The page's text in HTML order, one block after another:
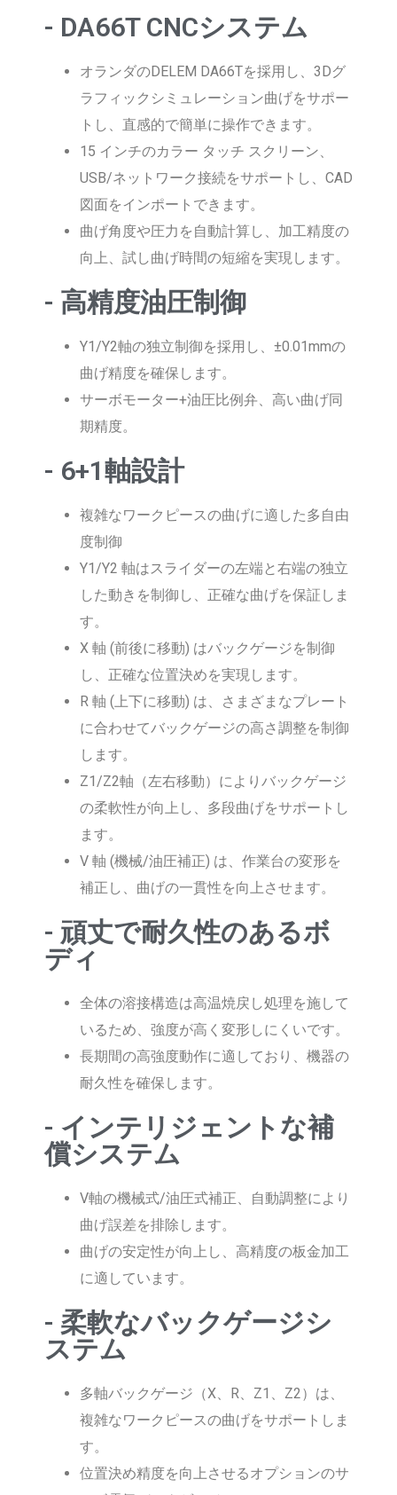
- DA66T CNCシステム
オランダのDELEM DA66Tを採用し、3Dグ
ラフィックシミュレーション曲げをサポー
トし、直感的で簡単に操作できます。
15 インチのカラー タッチ スクリーン、
USB/ネットワーク接続をサポートし、CAD
図面をインポートできます。
曲げ角度や圧力を自動計算し、加工精度の
向上、試し曲げ時間の短縮を実現します。
- 高精度油圧制御
Y1/Y2軸の独立制御を採用し、±0.01mmの
曲げ精度を確保します。
サーボモーター+油圧比例弁、高い曲げ同
期精度。
- 6+1軸設計
複雑なワークピースの曲げに適した多自由
度制御
Y1/Y2 軸はスライダーの左端と右端の独立
した動きを制御し、正確な曲げを保証しま
す。
X 軸 (前後に移動) はバックゲージを制御
し、正確な位置決めを実現します。
R 軸 (上下に移動) は、さまざまなプレート
に合わせてバックゲージの高さ調整を制御
します。
Z1/Z2軸（左右移動）によりバックゲージ
の柔軟性が向上し、多段曲げをサポートし
ます。
V 軸 (機械/油圧補正) は、作業台の変形を
補正し、曲げの一貫性を向上させます。
- 頑丈で耐久性のあるボ
ディ
全体の溶接構造は高温焼戻し処理を施して
いるため、強度が高く変形しにくいです。
長期間の高強度動作に適しており、機器の
耐久性を確保します。
- インテリジェントな補
償システム
V軸の機械式/油圧式補正、自動調整により
曲げ誤差を排除します。
曲げの安定性が向上し、高精度の板金加工
に適しています。
- 柔軟なバックゲージシ
ステム
多軸バックゲージ（X、R、Z1、Z2）は、
複雑なワークピースの曲げをサポートしま
す。
位置決め精度を向上させるオプションのサ